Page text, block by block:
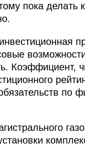
пока делать
Коэффициент,
по